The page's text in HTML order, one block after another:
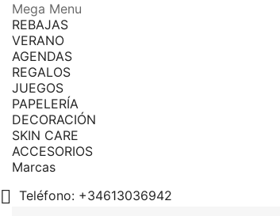
Mega Menu
REBAJAS
VERANO
AGENDAS
REGALOS
JUEGOS
PAPELERÍA
DECORACIÓN
SKIN CARE
ACCESORIOS
Marcas
 Teléfono: +34613036942